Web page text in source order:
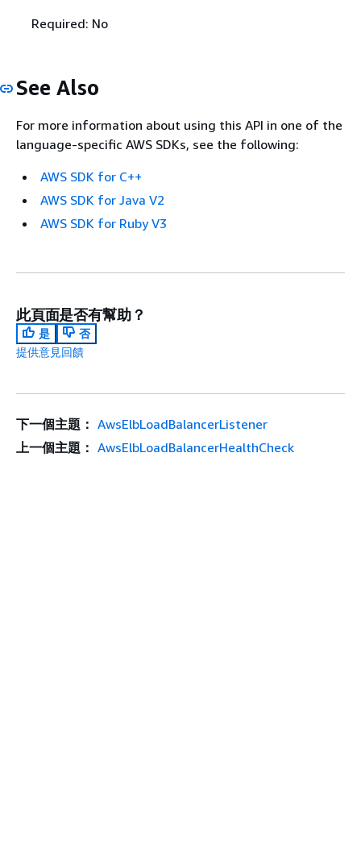
Required: No
See Also
For more information about using this API in one of the
language-specific AWS SDKs, see the following:
AWS SDK for C++
AWS SDK for Java V2
AWS SDK for Ruby V3
此頁面是否有幫助？
是
否
提供意見回饋
下一個主題： AwsElbLoadBalancerListener
上一個主題： AwsElbLoadBalancerHealthCheck